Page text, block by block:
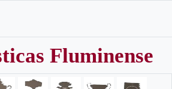
Fluminense